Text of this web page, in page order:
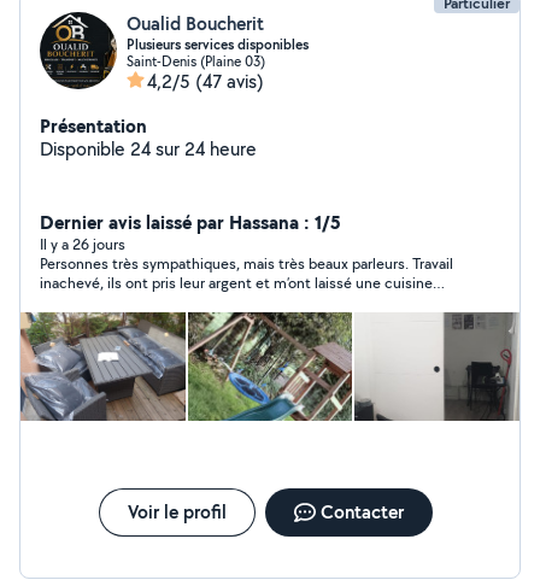
Oualid Boucherit
Plusieurs services disponibles
Saint-Denis (Plaine 03)
4,2/5 (47 avis)
Présentation
Disponible 24 sur 24 heure
Dernier avis laissé par Hassana : 1/5
Il y a 26 jours
Personnes très sympathiques, mais très beaux parleurs. Travail
inachevé, ils ont pris leur argent et m’ont laissé une cuisine
posés et des problèmes d’eau chaude qui ont valu d’appeler un
plombier (à mes frais). Depuis 10 jours je les relance ainsi que
mon conjoint et aucun retour de leur part. Je pensais avoir
trouver de bonnes personnes vu leur gentillesse, mais je me
suis faite arnaquer. Je ne vous recommande pas +++
Voir le profil Contacter